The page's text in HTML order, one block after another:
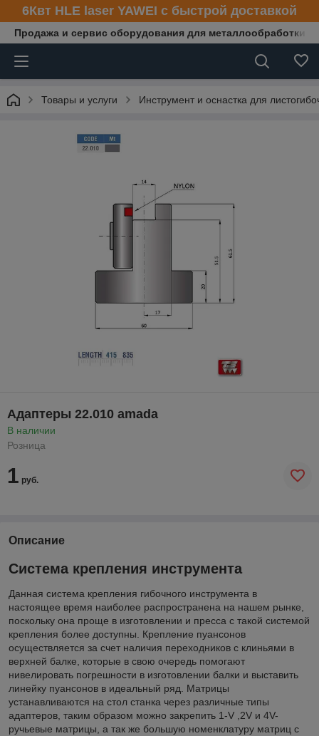
6Квт HLE laser YAWEI с быстрой доставкой
Продажа и сервис оборудования для металлообработки
Товары и услуги Инструмент и оснастка для
Адаптеры 22.010 amada
В наличии
Розница
1 руб.
Описание
Система крепления инструмента
Данная система крепления гибочного инструмента в
настоящее время наиболее распространена на нашем рынке,
поскольку она проще в изготовлении и пресса с такой системой
крепления более доступны. Крепление пуансонов
осуществляется за счет наличия переходников с клиньями в
верхней балке, которые в свою очередь помогают
нивелировать погрешности в изготовлении балки и выставить
линейку пуансонов в идеальный ряд. Матрицы
устанавливаются на стол станка через различные типы
адаптеров, таким образом можно закрепить 1-V ,2V и 4V-
ручьевые матрицы, а так же большую номенклатуру матриц с